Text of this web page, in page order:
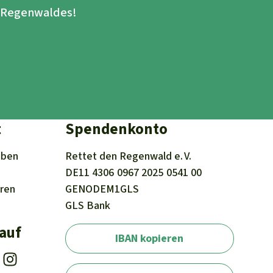
Spendenkonto
Rettet den Regenwald e. V.
DE11 4306 0967 2025 0541 00
GENODEM1GLS
GLS Bank
IBAN kopieren